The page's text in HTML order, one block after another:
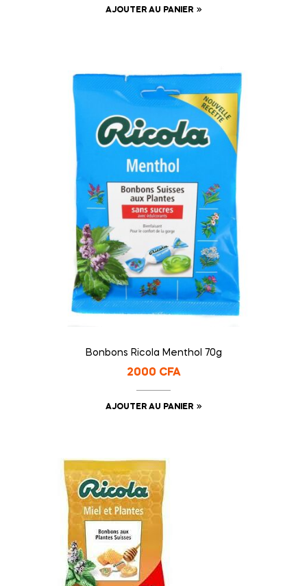
AJOUTER AU PANIER
Bonbons Ricola Menthol 70g
2000 CFA
AJOUTER AU PANIER